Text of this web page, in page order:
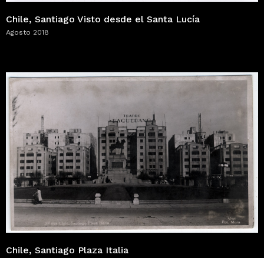
Chile, Santiago Visto desde el Santa Lucía
Agosto 2018
Chile, Santiago Plaza Italia